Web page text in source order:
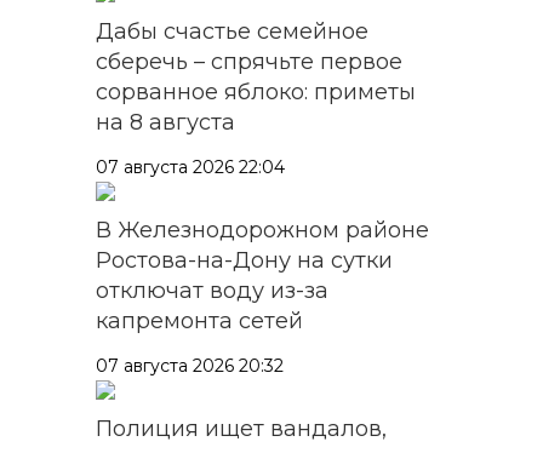
Дабы счастье семейное
сберечь – спрячьте первое
сорванное яблоко: приметы
на 8 августа
07 августа 2026 22:04
В Железнодорожном районе
Ростова-на-Дону на сутки
отключат воду из-за
капремонта сетей
07 августа 2026 20:32
Полиция ищет вандалов,